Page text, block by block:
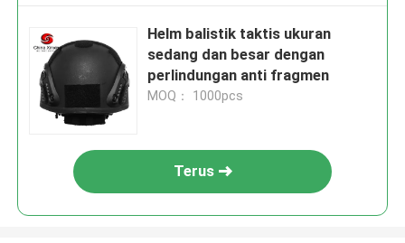
Helm balistik taktis ukuran
sedang dan besar dengan
perlindungan anti fragmen
MOQ： 1000pcs
Terus